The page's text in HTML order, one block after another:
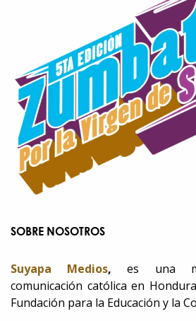
SOBRE NOSOTROS
Suyapa Medios, es una
comunicación católica en
Fundación para la Educación y la